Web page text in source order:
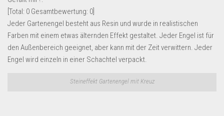
Multimedia & Elektro
Münzen
Schuhe & Accessoires
[Total: 0 Gesamtbewertung: 0
Jeder Gartenengel besteht aus Resin und wurde in realistischen
Farben mit einem etwas älternden Effekt gestaltet. Jeder Engel ist für
den Außenbereich geeignet, aber kann mit der Zeit verwittern. Jeder
Engel wird einzeln in einer Schachtel verpackt.
Steineffekt Gartenengel mit Kreuz